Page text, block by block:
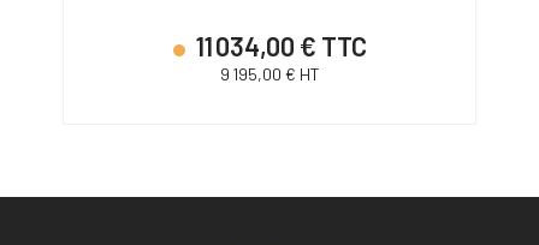
11 034,00 € TTC
9 195,00 € HT